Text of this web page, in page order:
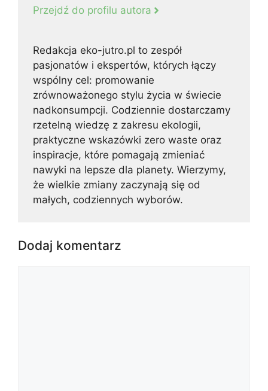
Przejdź do profilu autora
Redakcja eko-jutro.pl to zespół
pasjonatów i ekspertów, których łączy
wspólny cel: promowanie
zrównoważonego stylu życia w świecie
nadkonsumpcji. Codziennie dostarczamy
rzetelną wiedzę z zakresu ekologii,
praktyczne wskazówki zero waste oraz
inspiracje, które pomagają zmieniać
nawyki na lepsze dla planety. Wierzymy,
że wielkie zmiany zaczynają się od
małych, codziennych wyborów.
Dodaj komentarz